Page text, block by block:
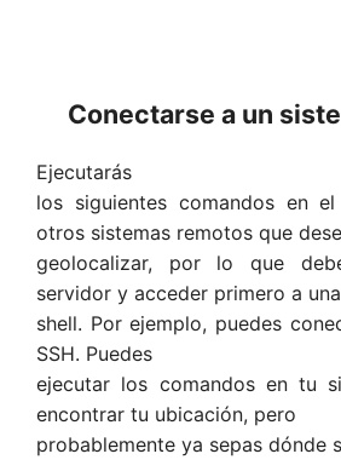
Conectarse a un
Ejecutarás
los siguientes comandos en
otros sistemas remotos que
geolocalizar, por lo que
servidor y acceder primero a una
shell. Por ejemplo, puedes
SSH. Puedes
ejecutar los comandos en tu
encontrar tu ubicación, pero
probablemente ya sepas dónde